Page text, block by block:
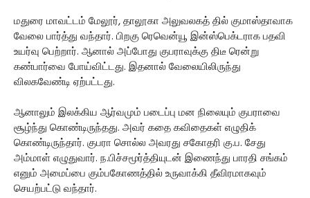
மதுரை மாவட்டம் மேலூர், தாலூகா அலுவலகத் தில் குமாஸ்தாவாக
வேலை பார்த்து வந்தார். பிறகு ரெவென்யூ இன்ஸ்பெக்டராக பதவி
உயர்வு பெற்றார். ஆனால் அப்போது குபராவுக்கு திடீ ரென்று
கண்பார்வை போய்விட்டது. இதனால் வேலையிலிருந்து
விலகவேண்டி ஏற்பட்டது.
ஆனாலும் இலக்கிய ஆர்வமும் படைப்பு மன நிலையும் குபராவை
சூழ்ந்து கொண்டிருந்தது. அவர் கதை கவிதைகள் எழுதிக்
கொண்டிருந்தார். குபரா சொல்ல அவரது சகோதரி கு.ப. சேது
அம்மாள் எழுதுவார். ந.பிச்சமூர்த்தியுடன் இணைந்து பாரதி சங்கம்
எனும் அமைப்பை கும்பகோணத்தில் உருவாக்கி தீவிரமாகவும்
செயற்பட்டு வந்தார்.